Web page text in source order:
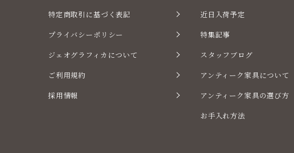
特定商取引に基づく表記
プライバシーポリシー
ジェオグラフィカについて
ご利用規約
採用情報
近日入荷予定
特集記事
スタッフブログ
アンティーク家具について
アンティーク家具の選び方
お手入れ方法